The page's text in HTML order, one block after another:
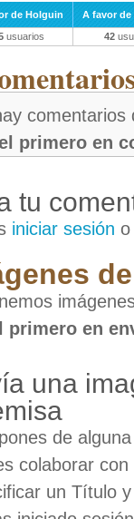
de Holguin
A favor de
usuarios 42
comentarios
el primero en
tu
iniciar sesión
primero en
una
de
colaborar
un Título